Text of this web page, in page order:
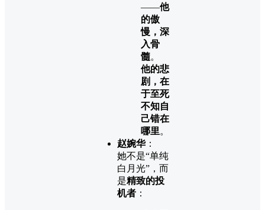
——他
的傲
慢，深
入骨
髓。
他的悲
剧，在
于至死
不知自
己错在
哪里。
赵婉华：
她不是“单纯
白月光”，而
是精致的投
机者 ：